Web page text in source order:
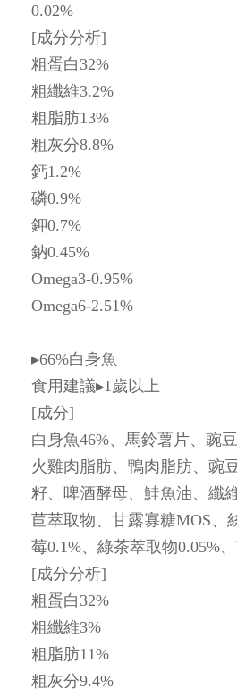
0.02%
[成分分析]
粗蛋白32%
粗纖維3.2%
粗脂肪13%
粗灰分8.8%
鈣1.2%
磷0.9%
鉀0.7%
鈉0.45%
Omega3-0.95%
Omega6-2.51%
▸66%白身魚
食用建議▸1歲以上
[成分]
白身魚46%、馬鈴薯片、豌
火雞肉脂肪、鴨肉脂肪、豌
籽、啤酒酵母、鮭魚油、纖
苣萃取物、甘露寡糖MOS、
莓0.1%、綠茶萃取物0.05%
[成分分析]
粗蛋白32%
粗纖維3%
粗脂肪11%
粗灰分9.4%